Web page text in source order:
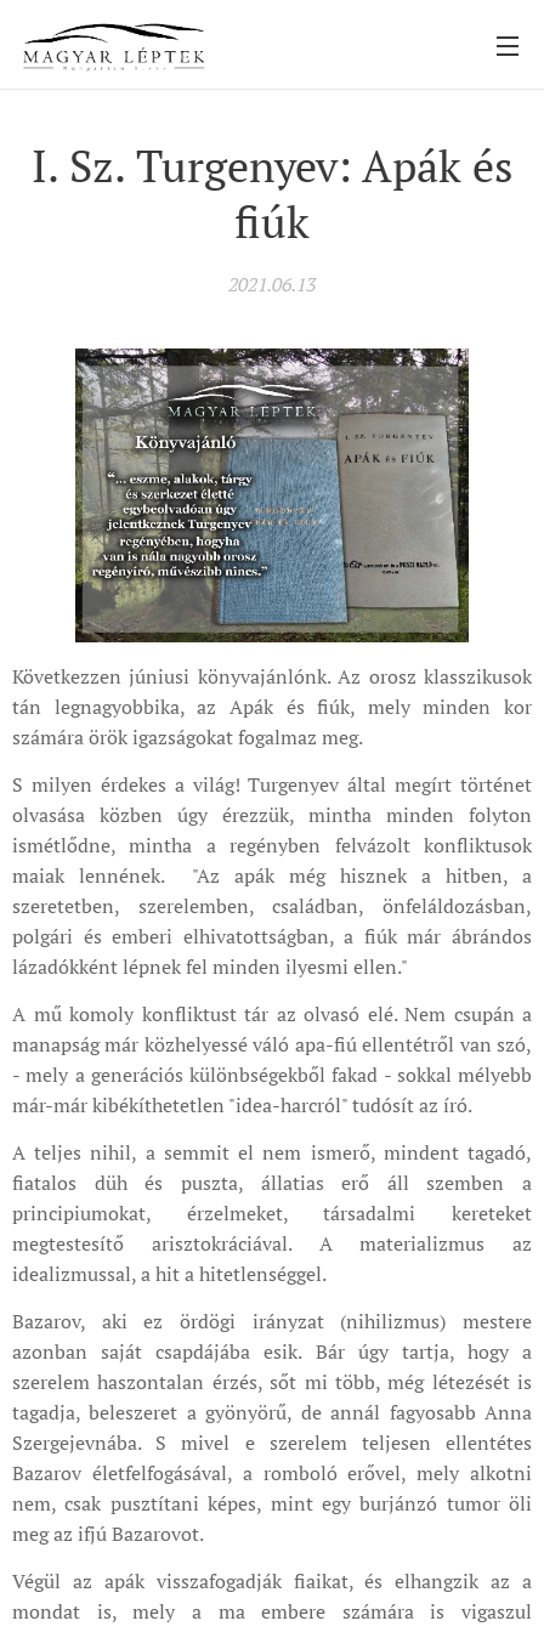
I. Sz. Turgenyev: Apák és
fiúk
2021.06.13
Következzen júniusi könyvajánlónk. Az orosz klasszikusok
tán legnagyobbika, az Apák és fiúk, mely minden kor
számára örök igazságokat fogalmaz meg.
S milyen érdekes a világ! Turgenyev által megírt történet
olvasása közben úgy érezzük, mintha minden folyton
ismétlődne, mintha a regényben felvázolt konfliktusok
maiak lennének. "Az apák még hisznek a hitben, a
szeretetben, szerelemben, családban, önfeláldozásban,
polgári és emberi elhivatottságban, a fiúk már ábrándos
lázadókként lépnek fel minden ilyesmi ellen."
A mű komoly konfliktust tár az olvasó elé. Nem csupán a
manapság már közhelyessé váló apa-fiú ellentétről van szó,
- mely a generációs különbségekből fakad - sokkal mélyebb
már-már kibékíthetetlen "idea-harcról" tudósít az író.
A teljes nihil, a semmit el nem ismerő, mindent tagadó,
fiatalos düh és puszta, állatias erő áll szemben a
principiumokat, érzelmeket, társadalmi kereteket
megtestesítő arisztokráciával. A materializmus az
idealizmussal, a hit a hitetlenséggel.
Bazarov, aki ez ördögi irányzat (nihilizmus) mestere
azonban saját csapdájába esik. Bár úgy tartja, hogy a
szerelem haszontalan érzés, sőt mi több, még létezését is
tagadja, beleszeret a gyönyörű, de annál fagyosabb Anna
Szergejevnába. S mivel e szerelem teljesen ellentétes
Bazarov életfelfogásával, a romboló erővel, mely alkotni
nem, csak pusztítani képes, mint egy burjánzó tumor öli
meg az ifjú Bazarovot.
Végül az apák visszafogadják fiaikat, és elhangzik az a
mondat is, mely a ma embere számára is vigaszul